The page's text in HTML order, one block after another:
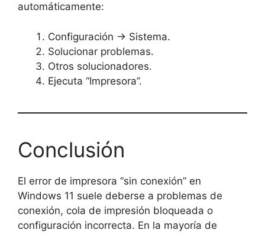
automáticamente:
Configuración → Sistema.
Solucionar problemas.
Otros solucionadores.
Ejecuta “Impresora”.
Conclusión
El error de impresora “sin conexión” en
Windows 11 suele deberse a problemas de
conexión, cola de impresión bloqueada o
configuración incorrecta. En la mayoría de